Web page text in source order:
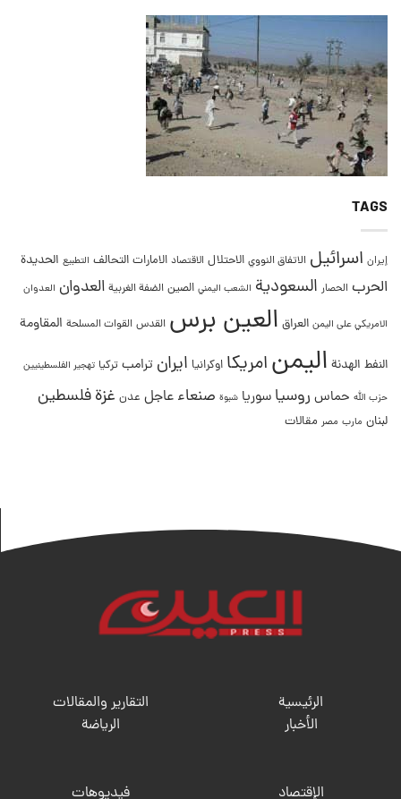
TAGS
إيران اسرائيل الاتفاق النووي الاحتلال الاقتصاد الامارات التحالف التطبيع الحديدة
الحرب الحصار السعودية الشعب اليمني الصين الضفة الغربية العدوان العدوان
الامريكي على اليمن العراق العين برس القدس القوات المسلحة المقاومة
النفط الهدنة اليمنامريكا اوكرانيا ايران ترامب تركيا تهجير الفلسطينيين
حزب الله حماس روسيا سوريا شبوة صنعاء عاجل عدن غزةفلسطين
لبنان مارب مصر مقالات
الرئيسية
الأخبار
التقارير والمقالات
الریاضة
الإقتصاد فيديوهات